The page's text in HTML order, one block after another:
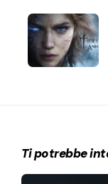
Ti potrebbe